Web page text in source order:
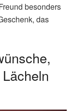
besonders
das